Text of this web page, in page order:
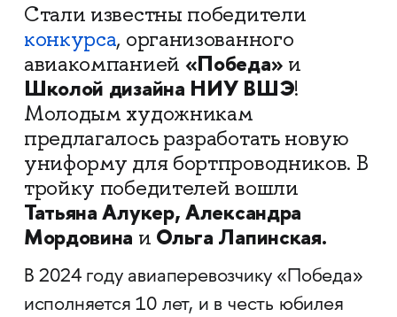
Стали известны победители
конкурса, организованного
авиакомпанией «Победа» и
Школой дизайна НИУ ВШЭ!
Молодым художникам
предлагалось разработать новую
униформу для бортпроводников. В
тройку победителей вошли
Татьяна Алукер, Александра
Мордовина и Ольга Лапинская.
В 2024 году авиаперевозчику «Победа»
исполняется 10 лет, и в честь юбилея